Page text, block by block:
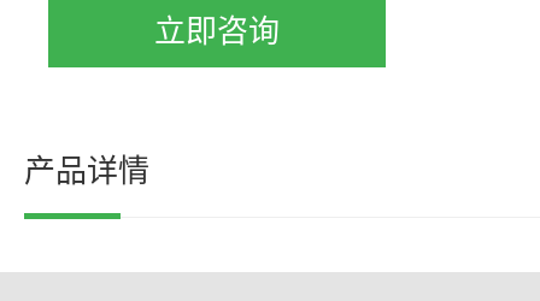
立即咨询
产品详情